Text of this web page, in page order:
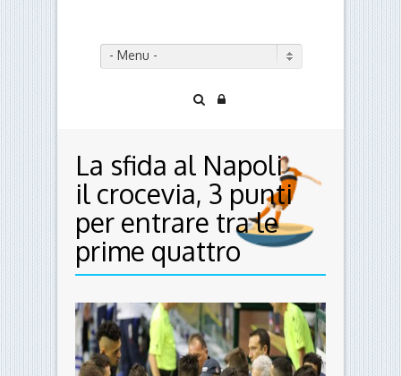
- Menu -
La sfida al Napoli
il crocevia, 3 punti
per entrare tra le
prime quattro